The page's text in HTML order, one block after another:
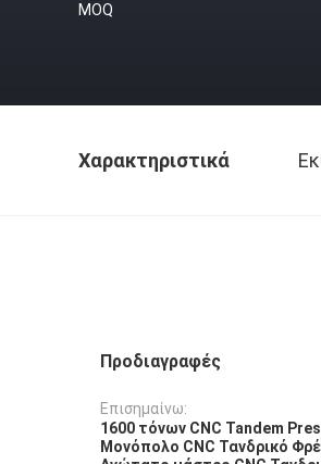
MOQ
Χαρακτηριστικά
Προδιαγραφές
Επισημαίνω:
1600 τόνων CNC Tandem
Μονόπολο CNC Τανδρικό